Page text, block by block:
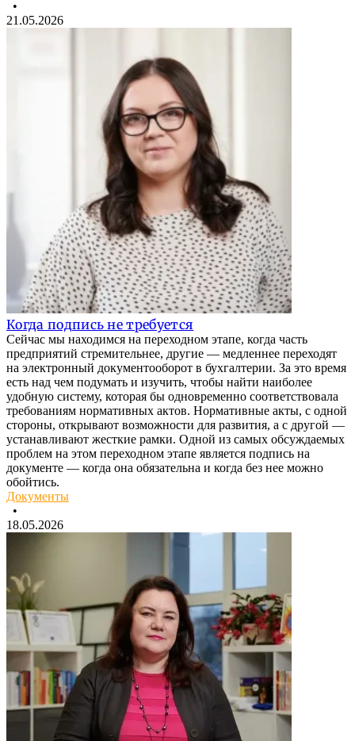
•
21.05.2026
Когда подпись не требуется
Сейчас мы находимся на переходном этапе, когда часть
предприятий стремительнее, другие — медленнее переходят
на электронный документооборот в бухгалтерии. За это время
есть над чем подумать и изучить, чтобы найти наиболее
удобную систему, которая бы одновременно соответствовала
требованиям нормативных актов. Нормативные акты, с одной
стороны, открывают возможности для развития, а с другой —
устанавливают жесткие рамки. Одной из самых обсуждаемых
проблем на этом переходном этапе является подпись на
документе — когда она обязательна и когда без нее можно
обойтись.
Документы
•
18.05.2026